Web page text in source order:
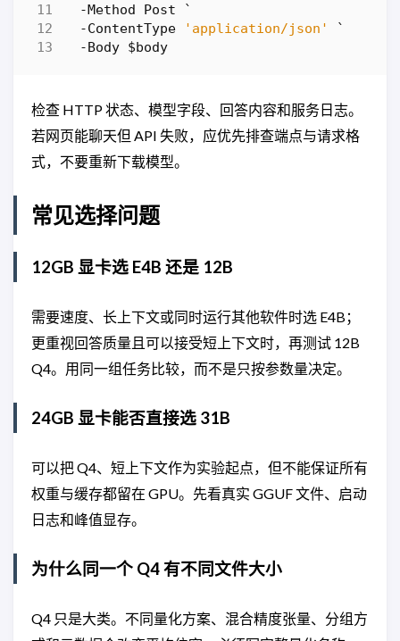
-Method
Post
`
-ContentType
'application/json'
`
-Body $body
检查 HTTP 状态、模型字段、回答内容和服务日志。
若网页能聊天但 API 失败，应优先排查端点与请求格
式，不要重新下载模型。
常见选择问题
12GB 显卡选 E4B 还是 12B
需要速度、长上下文或同时运行其他软件时选 E4B；
更重视回答质量且可以接受短上下文时，再测试 12B
Q4。用同一组任务比较，而不是只按参数量决定。
24GB 显卡能否直接选 31B
可以把 Q4、短上下文作为实验起点，但不能保证所有
权重与缓存都留在 GPU。先看真实 GGUF 文件、启动
日志和峰值显存。
为什么同一个 Q4 有不同文件大小
Q4 只是大类。不同量化方案、混合精度张量、分组方